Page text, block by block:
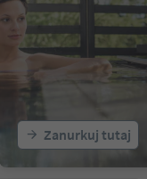
Zanurkuj tutaj